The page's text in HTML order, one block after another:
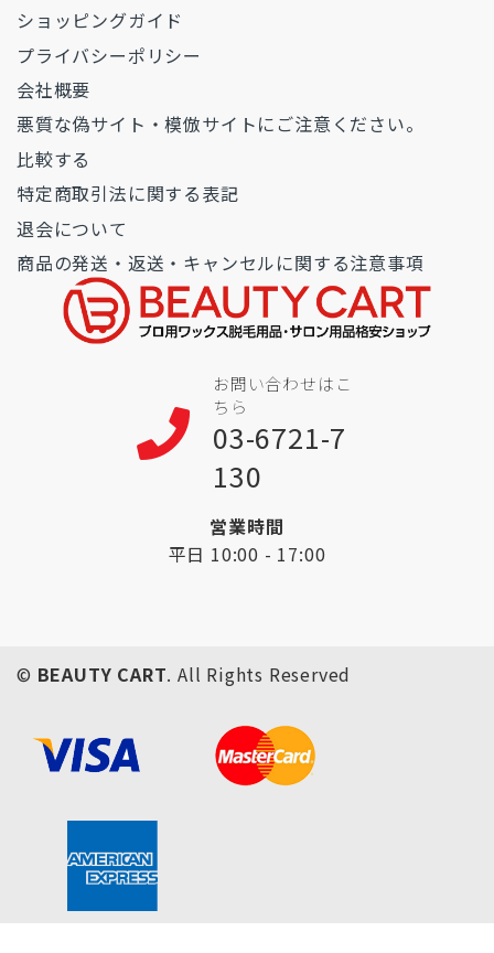
ショッピングガイド
プライバシーポリシー
会社概要
悪質な偽サイト・模倣サイトにご注意ください。
比較する
特定商取引法に関する表記
退会について
商品の発送・返送・キャンセルに関する注意事項
お問い合わせはこ
ちら
03-6721-7
130
営業時間
平日 10:00 - 17:00
© BEAUTY CART. All Rights Reserved